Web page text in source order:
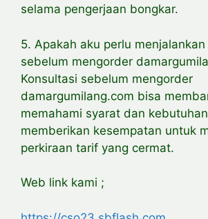
selama pengerjaan bongkar.
5. Apakah aku perlu
sebelum mengorder
Konsultasi sebelum mengorder
damargumilang.com bisa
memahami syarat dan
memberikan kesempatan untuk
perkiraan tarif yang cermat.
Web link kami ;